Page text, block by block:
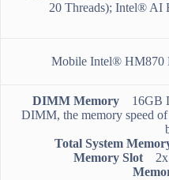
20 Threads); Intel® AI
Mobile Intel® HM870
DIMM Memory
16GB
DIMM, the memory speed of
Total System
Memory Slot
2x